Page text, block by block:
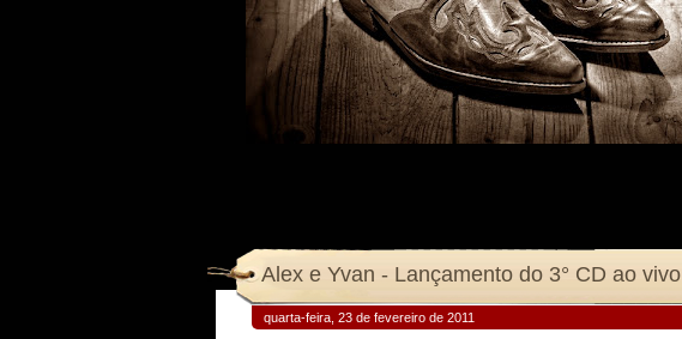
Alex e Yvan - Lançamento do 3° CD ao vivo
quarta-feira, 23 de fevereiro de 2011